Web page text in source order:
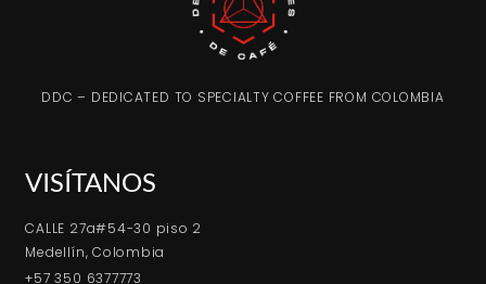
DDC – DEDICATED TO SPECIALTY COFFEE FROM COLOMBIA
VISÍTANOS
CALLE 27a#54-30 piso 2
Medellín, Colombia
+57 350 6377773